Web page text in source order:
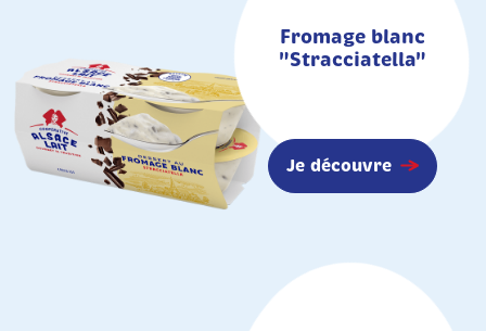
Fromage blanc
"Stracciatella"
Je découvre